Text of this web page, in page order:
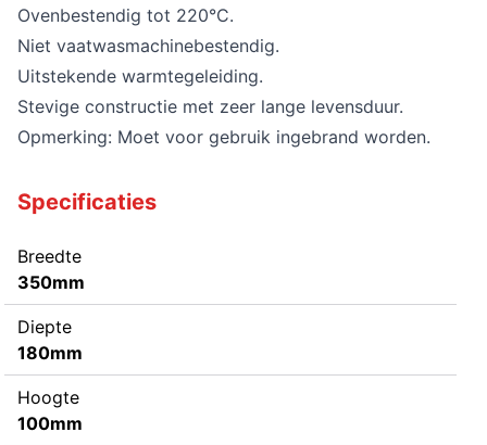
Ovenbestendig tot 220°C.
Niet vaatwasmachinebestendig.
Uitstekende warmtegeleiding.
Stevige constructie met zeer lange levensduur.
Opmerking: Moet voor gebruik ingebrand worden.
Specificaties
Breedte
350mm
Diepte
180mm
Hoogte
100mm